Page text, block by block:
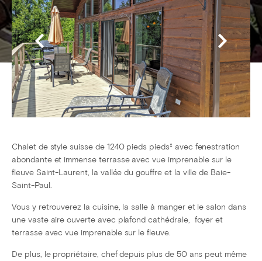
Chalet de style suisse de 1240 pieds pieds² avec fenestration
abondante et immense terrasse avec vue imprenable sur le
fleuve Saint-Laurent, la vallée du gouffre et la ville de Baie-
Saint-Paul.
Vous y retrouverez la cuisine, la salle à manger et le salon dans
une vaste aire ouverte avec plafond cathédrale, foyer et
terrasse avec vue imprenable sur le fleuve.
De plus, le propriétaire, chef depuis plus de 50 ans peut même